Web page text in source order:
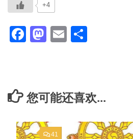
+4
Facebook
Mastodon
Email
您可能还喜欢...
41